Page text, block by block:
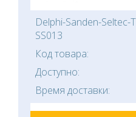
Delphi-Sanden-Seltec-
SS013
Код товара:
Доступно:
Время доставки: